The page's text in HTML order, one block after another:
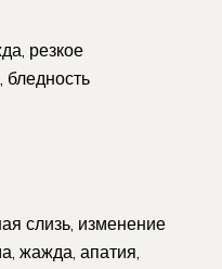
резкое
слизь, изменение
жажда, апатия,